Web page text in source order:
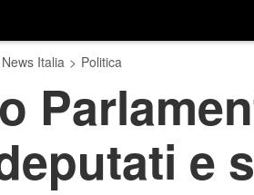
Italia > Politica
e